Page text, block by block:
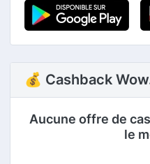
💰 Cashback
Aucune offre de
le